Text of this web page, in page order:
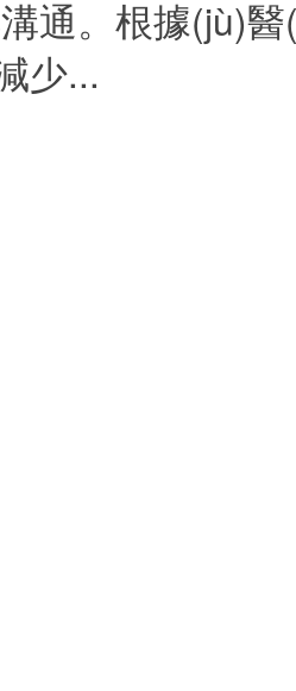
通。根據(jù)醫
減少...